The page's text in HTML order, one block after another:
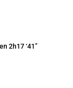
2h17 ‘41’’